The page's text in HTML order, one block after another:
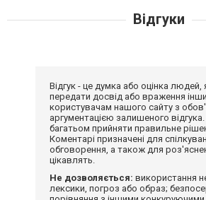
Відгуки
Відгук - це думка або оцінка людей,
передати досвід або враження
користувачам нашого сайту з
аргументацією залишеного
багатьом прийняти правильне
Коментарі призначені для
обговорення, а також для
цікавлять.
Не дозволяється: використання
лексики, погроз або образ;